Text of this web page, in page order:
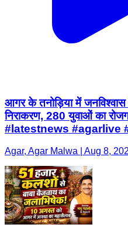
आगर के तनोड़िया में
निराकरण, 280 युवाओं का
#latestnews #agarlive
Agar, Agar Malwa | Aug 8,